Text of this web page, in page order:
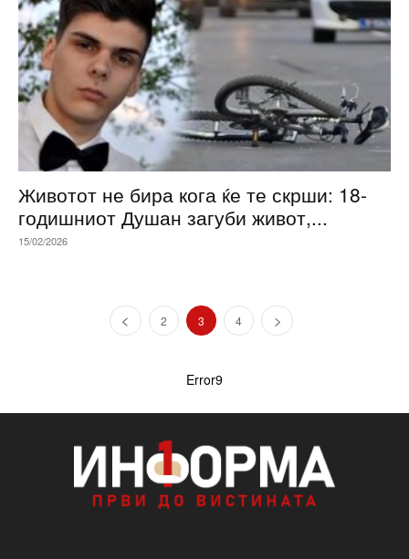
Животот не бира кога ќе те скрши: 18-
годишниот Душан загуби живот,...
15/02/2026
2 3 4
Error9